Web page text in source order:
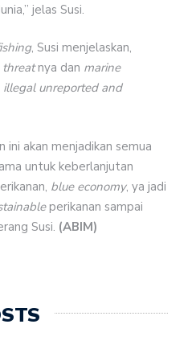
jelas Susi.
, Susi menjelaskan,
threatnya dan marine
illegal unreported and
ini akan menjadikan semua
untuk keberlanjutan
blue economy, ya jadi
perikanan sampai
Susi. (ABIM)